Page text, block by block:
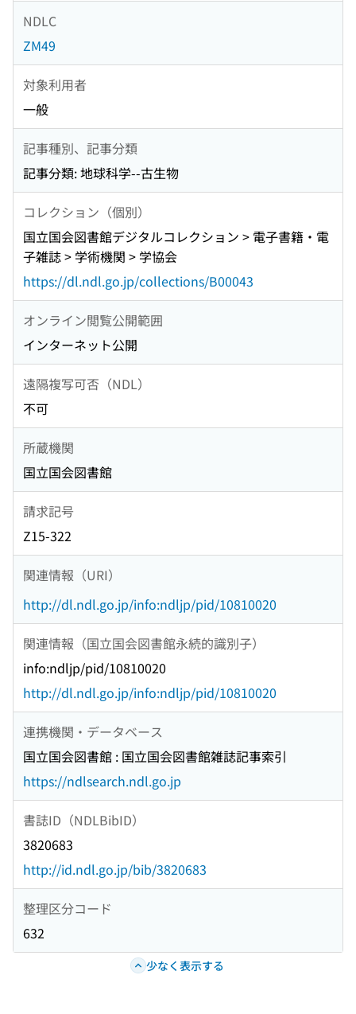
NDLC
ZM49
対象利用者
一般
記事種別、記事分類
記事分類: 地球科学--古生物
コレクション（個別）
国立国会図書館デジタルコレクション > 電子書籍・電
子雑誌 > 学術機関 > 学協会
https://dl.ndl.go.jp/collections/B00043
オンライン閲覧公開範囲
インターネット公開
遠隔複写可否（NDL）
不可
所蔵機関
国立国会図書館
請求記号
Z15-322
関連情報（URI）
http://dl.ndl.go.jp/info:ndljp/pid/10810020
関連情報（国立国会図書館永続的識別子）
info:ndljp/pid/10810020
http://dl.ndl.go.jp/info:ndljp/pid/10810020
連携機関・データベース
国立国会図書館 : 国立国会図書館雑誌記事索引
https://ndlsearch.ndl.go.jp
書誌ID（NDLBibID）
3820683
http://id.ndl.go.jp/bib/3820683
整理区分コード
632
少なく表示する